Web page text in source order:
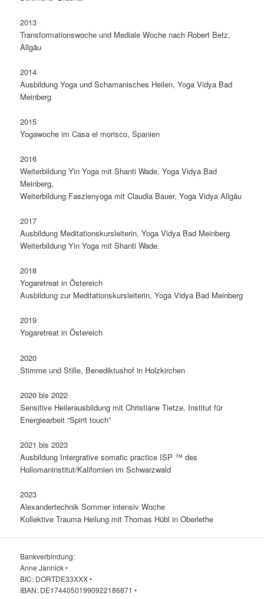
2013
Transformationswoche und Mediale Woche nach Robert Betz,
Allgäu
2014
Ausbildung Yoga und Schamanisches Heilen, Yoga Vidya Bad
Meinberg
2015
Yogawoche im Casa el morisco, Spanien
2016
Weiterbildung Yin Yoga mit Shanti Wade, Yoga Vidya Bad
Meinberg,
Weiterbildung Faszienyoga mit Claudia Bauer, Yoga Vidya Allgäu
2017
Ausbildung Meditationskursleiterin, Yoga Vidya Bad Meinberg
Weiterbildung Yin Yoga mit Shanti Wade.
2018
Yogaretreat in Östereich
Ausbildung zur Meditationskursleiterin, Yoga Vidya Bad Meinberg
2019
Yogaretreat in Östereich
2020
Stimme und Stille, Benediktushof in Holzkirchen
2020 bis 2022
Sensitive Heilerausbildung mit Christiane Tietze, Institut für
Energiearbeit “Spirit touch”
2021 bis 2023
Ausbildung Intergrative somatic practice ISP ™ des
Hollomaninstitut/Kalifornien im Schwarzwald
2023
Alexandertechnik Sommer intensiv Woche
Kollektive Trauma Heilung mit Thomas Hübl in Oberlethe
Bankverbindung:
Anne Jannick •
BIC: DORTDE33XXX •
IBAN: DE17440501990922186871 •